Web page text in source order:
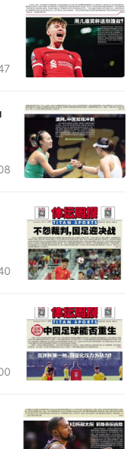
”以及赛季中期
显。“烧钱”模式
十字路口”。
夺金靴很难”
的单赛季个人最
球问鼎今年中超
赛冠军和金靴揽
，“至少本赛季
中超最佳射手，
，武磊认为，客
他最喜欢、最满
夺冠是非常关键